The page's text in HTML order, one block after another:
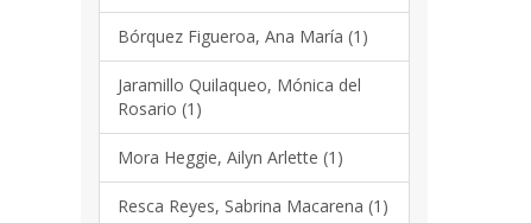
Bórquez Figueroa, Ana María (1)
Jaramillo Quilaqueo, Mónica del
Rosario (1)
Mora Heggie, Ailyn Arlette (1)
Resca Reyes, Sabrina Macarena (1)